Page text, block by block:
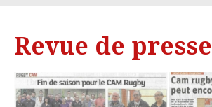
Revue de presse